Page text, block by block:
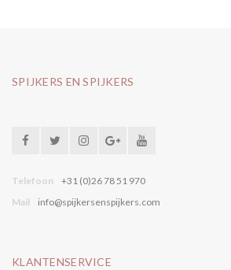
SPIJKERS EN SPIJKERS
Telefoon
+31 (0)26 78 51 970
Mail
info@spijkersenspijkers.com
KLANTENSERVICE